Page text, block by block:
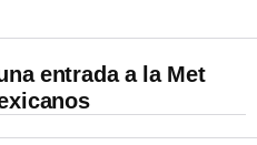
entrada a la Met